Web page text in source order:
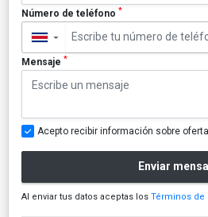
Número de teléfono *
▼
Mensaje *
Acepto recibir información sobre
Enviar
Al enviar tus datos aceptas los Términos de